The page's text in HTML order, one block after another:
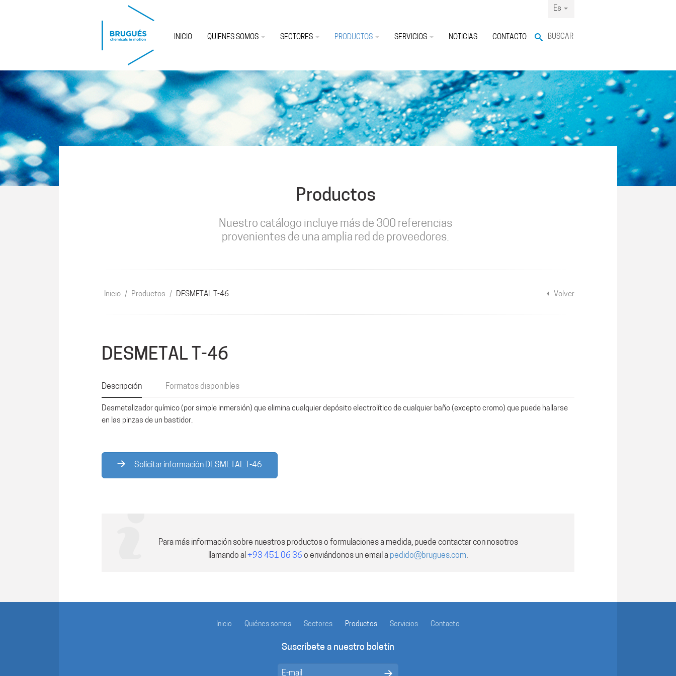
Es
BUSCAR
INICIO QUIÉNES SOMOS SECTORES PRODUCTOS SERVICIOS NOTICIAS CONTACTO
Productos
Nuestro catálogo incluye más de 300 referencias
provenientes de una amplia red de proveedores.
Inicio / Productos / DESMETAL T-46 Volver
DESMETAL T-46
Descripción Formatos disponibles
Desmetalizador químico (por simple inmersión) que elimina cualquier depósito electrolítico de cualquier baño (excepto cromo) que puede hallarse
en las pinzas de un bastidor.
Solicitar información DESMETAL T-46
Para más información sobre nuestros productos o formulaciones a medida, puede contactar con nosotros
llamando al +93 451 06 36 o enviándonos un email a pedido@brugues.com.
Inicio Quiénes somos Sectores Productos Servicios Contacto
Suscríbete a nuestro boletín